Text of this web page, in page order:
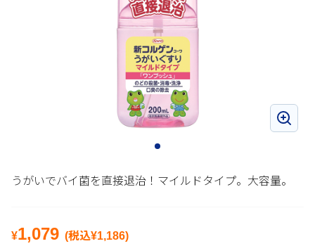
うがいでバイ菌を直接退治！マイルドタイプ。大容量。
¥1,079 (税込¥1,186)